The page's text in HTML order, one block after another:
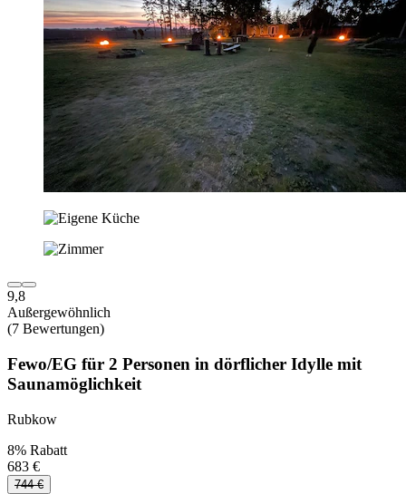
9,8
Außergewöhnlich
(7 Bewertungen)
Fewo/EG für 2 Personen in dörflicher Idylle mit
Saunamöglichkeit
Rubkow
8% Rabatt
683 €
744 €